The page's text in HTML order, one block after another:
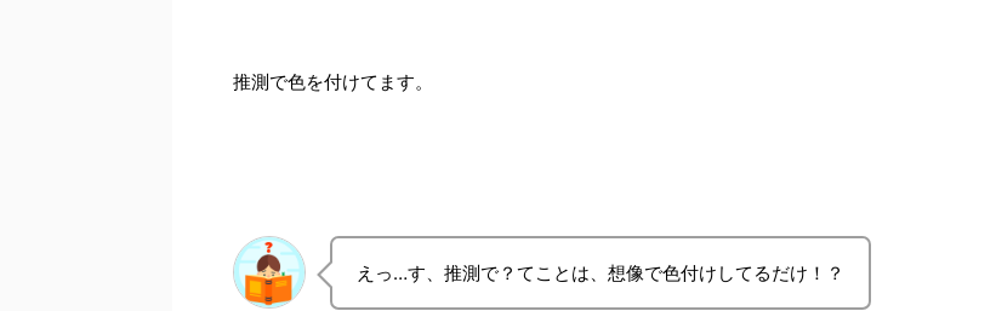
推測で色を付けてます。
えっ…す、推測で？てことは、想像で色付けしてるだけ！？